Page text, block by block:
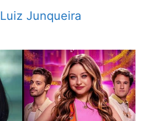
Luiz Junqueira